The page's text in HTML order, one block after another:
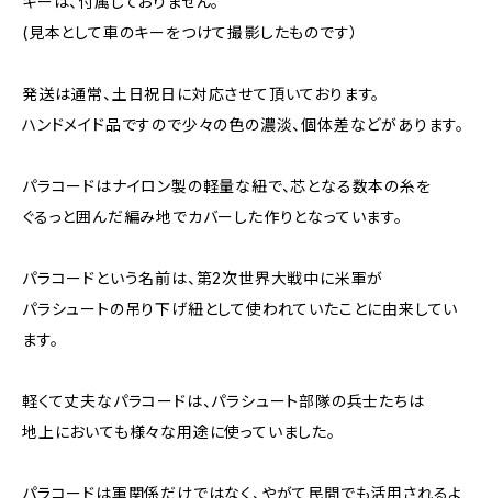
(見本として車のキーをつけて撮影したものです）
発送は通常、土日祝日に対応させて頂いております。
ハンドメイド品ですので少々の色の濃淡、個体差などがあります。
パラコードはナイロン製の軽量な紐で、芯となる数本の糸を
ぐるっと囲んだ編み地でカバーした作りとなっています。
パラコードという名前は、第2次世界大戦中に米軍が
パラシュートの吊り下げ紐として使われていたことに由来してい
ます。
軽くて丈夫なパラコードは、パラシュート部隊の兵士たちは
地上においても様々な用途に使っていました。
パラコードは軍関係だけではなく、やがて民間でも活用されるよ